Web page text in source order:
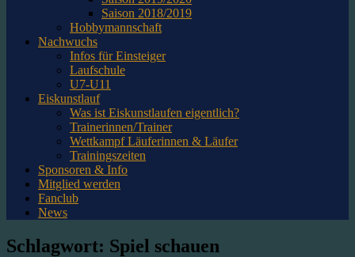
Saison 2018/2019
Hobbymannschaft
Nachwuchs
Infos für Einsteiger
Laufschule
U7-U11
Eiskunstlauf
Was ist Eiskunstlaufen eigentlich?
Trainerinnen/Trainer
Wettkampf Läuferinnen & Läufer
Trainingszeiten
Sponsoren & Info
Mitglied werden
Fanclub
News
Schlagwort: Spiel schauen